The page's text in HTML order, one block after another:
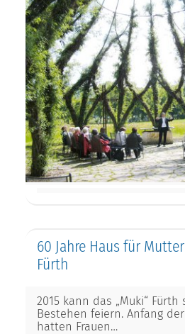
60 Jahre Haus für
Fürth
2015 kann das „Muki“
Bestehen feiern. Anfang der
hatten Frauen…